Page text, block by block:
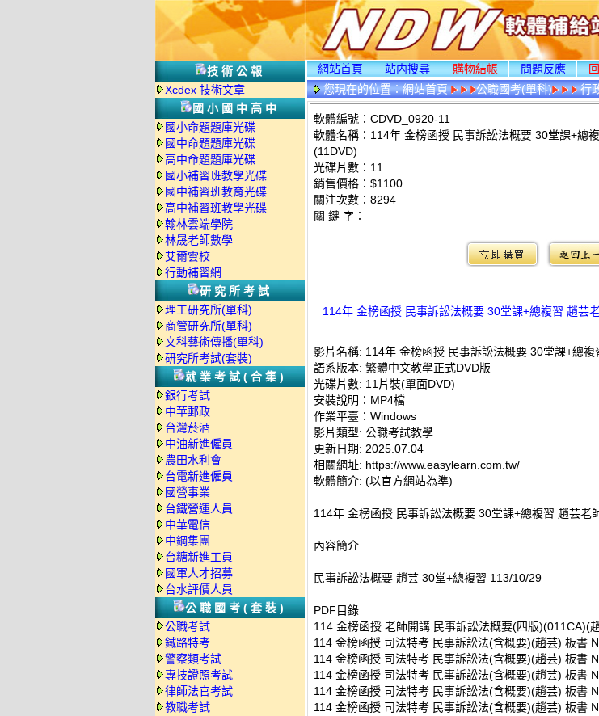
技術公報
Xcdex 技術文章
國小國中高中
國小命題題庫光碟
國中命題題庫光碟
高中命題題庫光碟
國小補習班教學光碟
國中補習班教育光碟
高中補習班教學光碟
翰林雲端學院
林晟老師數學
艾爾雲校
行動補習網
研究所考試
理工研究所(單科)
商管研究所(單科)
文科藝術傳播(單科)
研究所考試(套裝)
就業考試(合集)
銀行考試
中華郵政
台灣菸酒
中油新進僱員
農田水利會
台電新進僱員
國營事業
台鐵營運人員
中華電信
中鋼集團
台糖新進工員
國軍人才招募
台水評價人員
公職國考(套裝)
公職考試
鐵路特考
警察類考試
專技證照考試
律師法官考試
教職考試
網站首頁 站内搜尋 購物結帳 問題反應
您現在的位置：網站首頁 公職國考(單科) 行
情
軟體編號：CDVD_0920-11
軟體名稱：114年 金榜函授 民事訴訟法概要 30堂課+總
(11DVD)
光碟片數：11
銷售價格：$1100
關注次數： 8294
關 鍵 字：
114年 金榜函授 民事訴訟法概要 30堂課+總複習 趙芸
影片名稱: 114年 金榜函授 民事訴訟法概要 30堂課+總
語系版本: 繁體中文教學正式DVD版
光碟片數: 11片裝(單面DVD)
安裝說明：MP4檔
作業平臺：Windows
影片類型: 公職考試教學
更新日期: 2025.07.04
相關網址: https://www.easylearn.com.tw/
軟體簡介: (以官方網站為準)
114年 金榜函授 民事訴訟法概要 30堂課+總複習 趙芸老
內容簡介
民事訴訟法概要 趙芸 30堂+總複習 113/10/29
PDF目錄
114 金榜函授 老師開講 民事訴訟法概要(四版)(011CA)(
114 金榜函授 司法特考 民事訴訟法(含概要)(趙芸) 板書
114 金榜函授 司法特考 民事訴訟法(含概要)(趙芸) 板書
114 金榜函授 司法特考 民事訴訟法(含概要)(趙芸) 板書
114 金榜函授 司法特考 民事訴訟法(含概要)(趙芸) 板書
114 金榜函授 司法特考 民事訴訟法(含概要)(趙芸) 板書